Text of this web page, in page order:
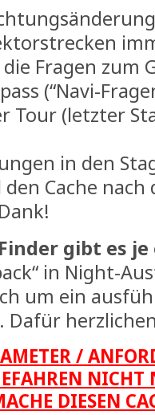
Fragen zum
(“Navi-
Tour (letzter
in den
Cache
gibt es je
in Night-
um ein
Dafür
/
DIESEN